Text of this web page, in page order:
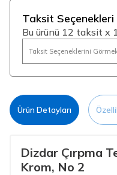
Taksit Seçenekleri
Bu ürünü 12 taksit x
Taksit Seçeneklerini Görmek
Ürün Detayları
Dizdar Çırpma
Krom, No 2